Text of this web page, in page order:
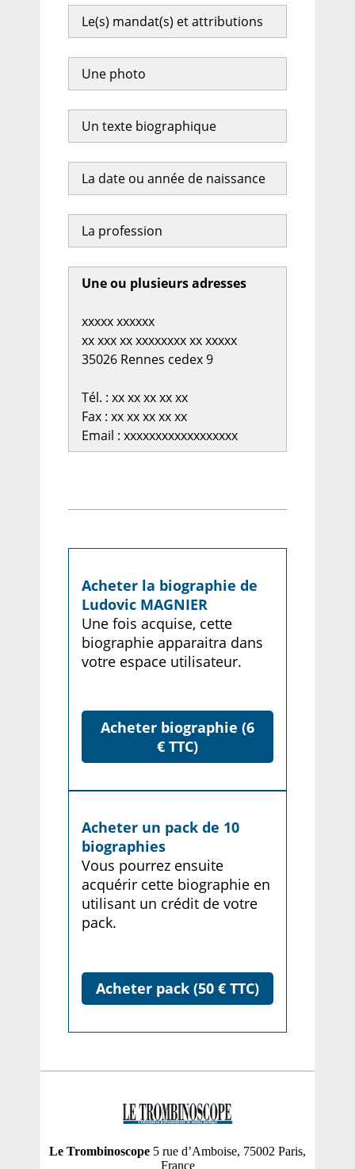
Le(s) mandat(s) et attributions
Une photo
Un texte biographique
La date ou année de naissance
La profession
Une ou plusieurs adresses
xxxxx xxxxxx
xx xxx xx xxxxxxxx xx xxxxx
35026 Rennes cedex 9
Tél. : xx xx xx xx xx
Fax : xx xx xx xx xx
Email : xxxxxxxxxxxxxxxxxx
Acheter la biographie de
Ludovic MAGNIER
Une fois acquise, cette
biographie apparaitra dans
votre espace utilisateur.
Acheter biographie (6
€ TTC)
Acheter un pack de 10
biographies
Vous pourrez ensuite
acquérir cette biographie en
utilisant un crédit de votre
pack.
Acheter pack (50 € TTC)
Le Trombinoscope 5 rue d’Amboise, 75002 Paris,
France